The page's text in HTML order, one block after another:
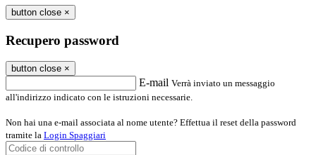
button close ×
Recupero password
button close ×
E-mail Verrà inviato un messaggio
all'indirizzo indicato con le istruzioni necessarie.
Non hai una e-mail associata al nome utente? Effettua il reset della password
tramite la Login Spaggiari